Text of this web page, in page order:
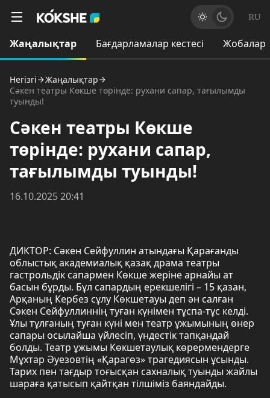
RU
Жаңалықтар Бағдарламалар кестесі Жобалар
Негізгі
Жаңалықтар
Сәкен театры Көкше төрінде: рухани сапар, тағылымды
туынды!
Сәкен театры Көкше
төрінде: рухани сапар,
тағылымды туынды!
16.10.2025 20:41
ДИКТОР: Сәкен Сейфуллин атындағы Қарағанды
облыстық академиалық қазақ драма театры
гастрольдік сапармен Көкше жеріне арнайы ат
басын бұрды. Бұл сапардың ерекшелігі – 15 қазан,
Арқаның Кербез сұлу Көкшетауы деп ән салған
Сәкен Сейфуллиннің туған күнімен тұспа-тұс келді.
Ұлы тұлғаның туған күні мен театр ұжымының өнер
сапары осылайша үйлесіп, үндестік тапқандай
болды. Театр ұжымы Көкшетаулық көрермендерге
Мұхтар Әуезовтің «Қарагөз» трагедиясын ұсынды.
Тарих пен тағдыр тоғысқан сахналық туынды жайлы
шараға қатысып қайтқан тілшіміз баяндайды.